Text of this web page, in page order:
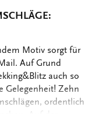
B
Motiv sorgt für
Auf Grund
auch so
Gelegenheit! Zehn
ordentlich
Auf der
Motive